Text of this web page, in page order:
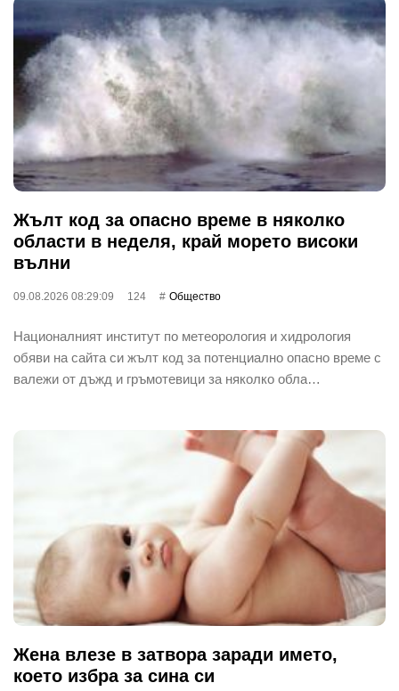
Жълт код за опасно време в няколко
области в неделя, край морето високи
вълни
09.08.2026 08:29:09 124 Общество
Националният институт по метеорология и хидрология
обяви на сайта си жълт код за потенциално опасно време с
валежи от дъжд и гръмотевици за няколко обла…
Жена влезе в затвора заради името,
което избра за сина си